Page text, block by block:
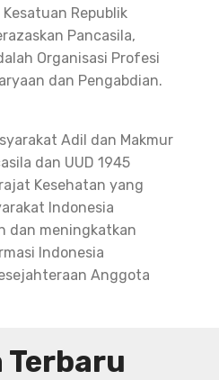
Republik
Pancasila,
Organisasi Profesi
dan Pengabdian.
Adil dan Makmur
dan UUD 1945
Kesehatan yang
Indonesia
dan meningkatkan
Indonesia
Anggota